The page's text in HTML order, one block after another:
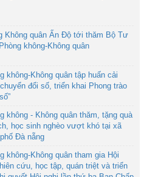
Không quân Ấn Độ tới thăm Bộ Tư
không-Không quân
không-Không quân tập huấn cải
đổi số, triển khai Phong trào
không - Không quân thăm, tặng quà
học sinh nghèo vượt khó tại xã
Đà nẵng
không-Không quân tham gia Hội
cứu, học tập, quán triệt và triển